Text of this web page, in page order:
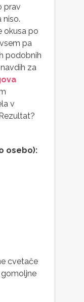
prav
niso.
okusa po
pa
podobnih
za
v
osebo):
cvetače
gomoljne